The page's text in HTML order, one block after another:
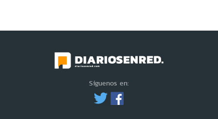
Síguenos en: